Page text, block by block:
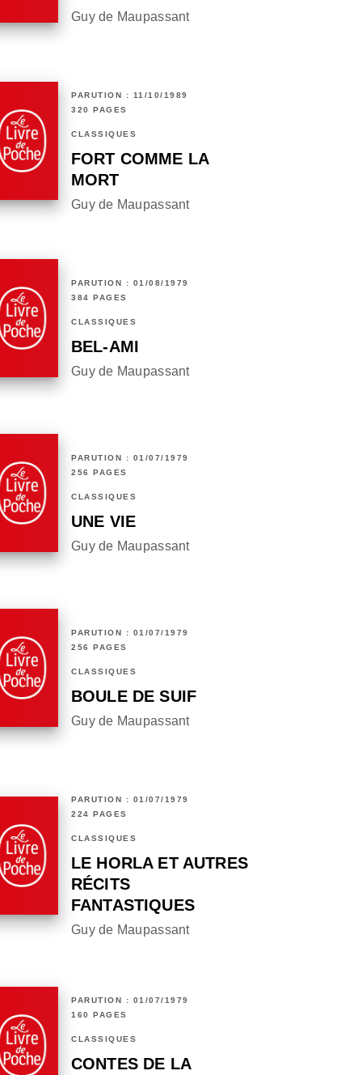
Guy de Maupassant
PARUTION : 11/10/1989
320 PAGES
CLASSIQUES
FORT COMME LA
MORT
Guy de Maupassant
PARUTION : 01/08/1979
384 PAGES
CLASSIQUES
BEL-AMI
Guy de Maupassant
PARUTION : 01/07/1979
256 PAGES
CLASSIQUES
UNE VIE
Guy de Maupassant
PARUTION : 01/07/1979
256 PAGES
CLASSIQUES
BOULE DE SUIF
Guy de Maupassant
PARUTION : 01/07/1979
224 PAGES
CLASSIQUES
LE HORLA ET AUTRES
RÉCITS
FANTASTIQUES
Guy de Maupassant
PARUTION : 01/07/1979
160 PAGES
CLASSIQUES
CONTES DE LA